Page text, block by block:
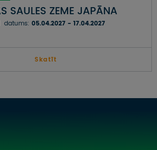
SAULES ZEME JAPĀNA
datums: 05.04.2027 - 17.04.2027
Skatīt